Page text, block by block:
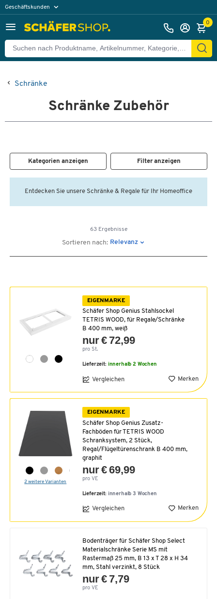
Geschäftskunden
0
Schränke
Schränke Zubehör
Kategorien anzeigen Filter anzeigen
Entdecken Sie unsere Schränke & Regale für Ihr Homeoffice
63 Ergebnisse
Sortieren nach: Relevanz
EIGENMARKE
Schäfer Shop Genius Stahlsockel
TETRIS WOOD, für Regale/Schränke
B 400 mm, weiß
nur € 72,99
pro St.
Lieferzeit: innerhalb 2 Wochen
Vergleichen Merken
2 weitere Varianten
EIGENMARKE
Schäfer Shop Genius Zusatz-
Fachböden für TETRIS WOOD
Schranksystem, 2 Stück,
Regal/Flügeltürenschrank B 400 mm,
graphit
nur € 69,99
pro VE
Lieferzeit: innerhalb 3 Wochen
Vergleichen Merken
Bodenträger für Schäfer Shop Select
Materialschränke Serie MS mit
Rastermaß 25 mm, B 13 x T 28 x H 34
mm, Stahl verzinkt, 8 Stück
nur € 7,79
pro VE